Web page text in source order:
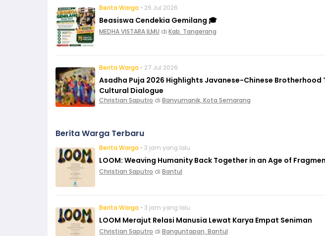
Berita Warga • 26 Jul 2026
Beasiswa Cendekia Gemilang 🎓
MEDHA VISTARA ILMU di Kab. Tangerang
Berita Warga • 27 Jul 2026
Asadha Puja 2026 Highlights Javanese-Chinese Brotherhood
Cultural Dialogue
Christian Saputro di Banyumanik, Kota Semarang
Berita Warga Terbaru
Berita Warga • 3 jam yang lalu
LOOM: Weaving Humanity Back Together in an Age of
Christian Saputro di Bantul
Berita Warga • 3 jam yang lalu
LOOM Merajut Relasi Manusia Lewat Karya Empat Seniman
Christian Saputro di Banguntapan, Bantul